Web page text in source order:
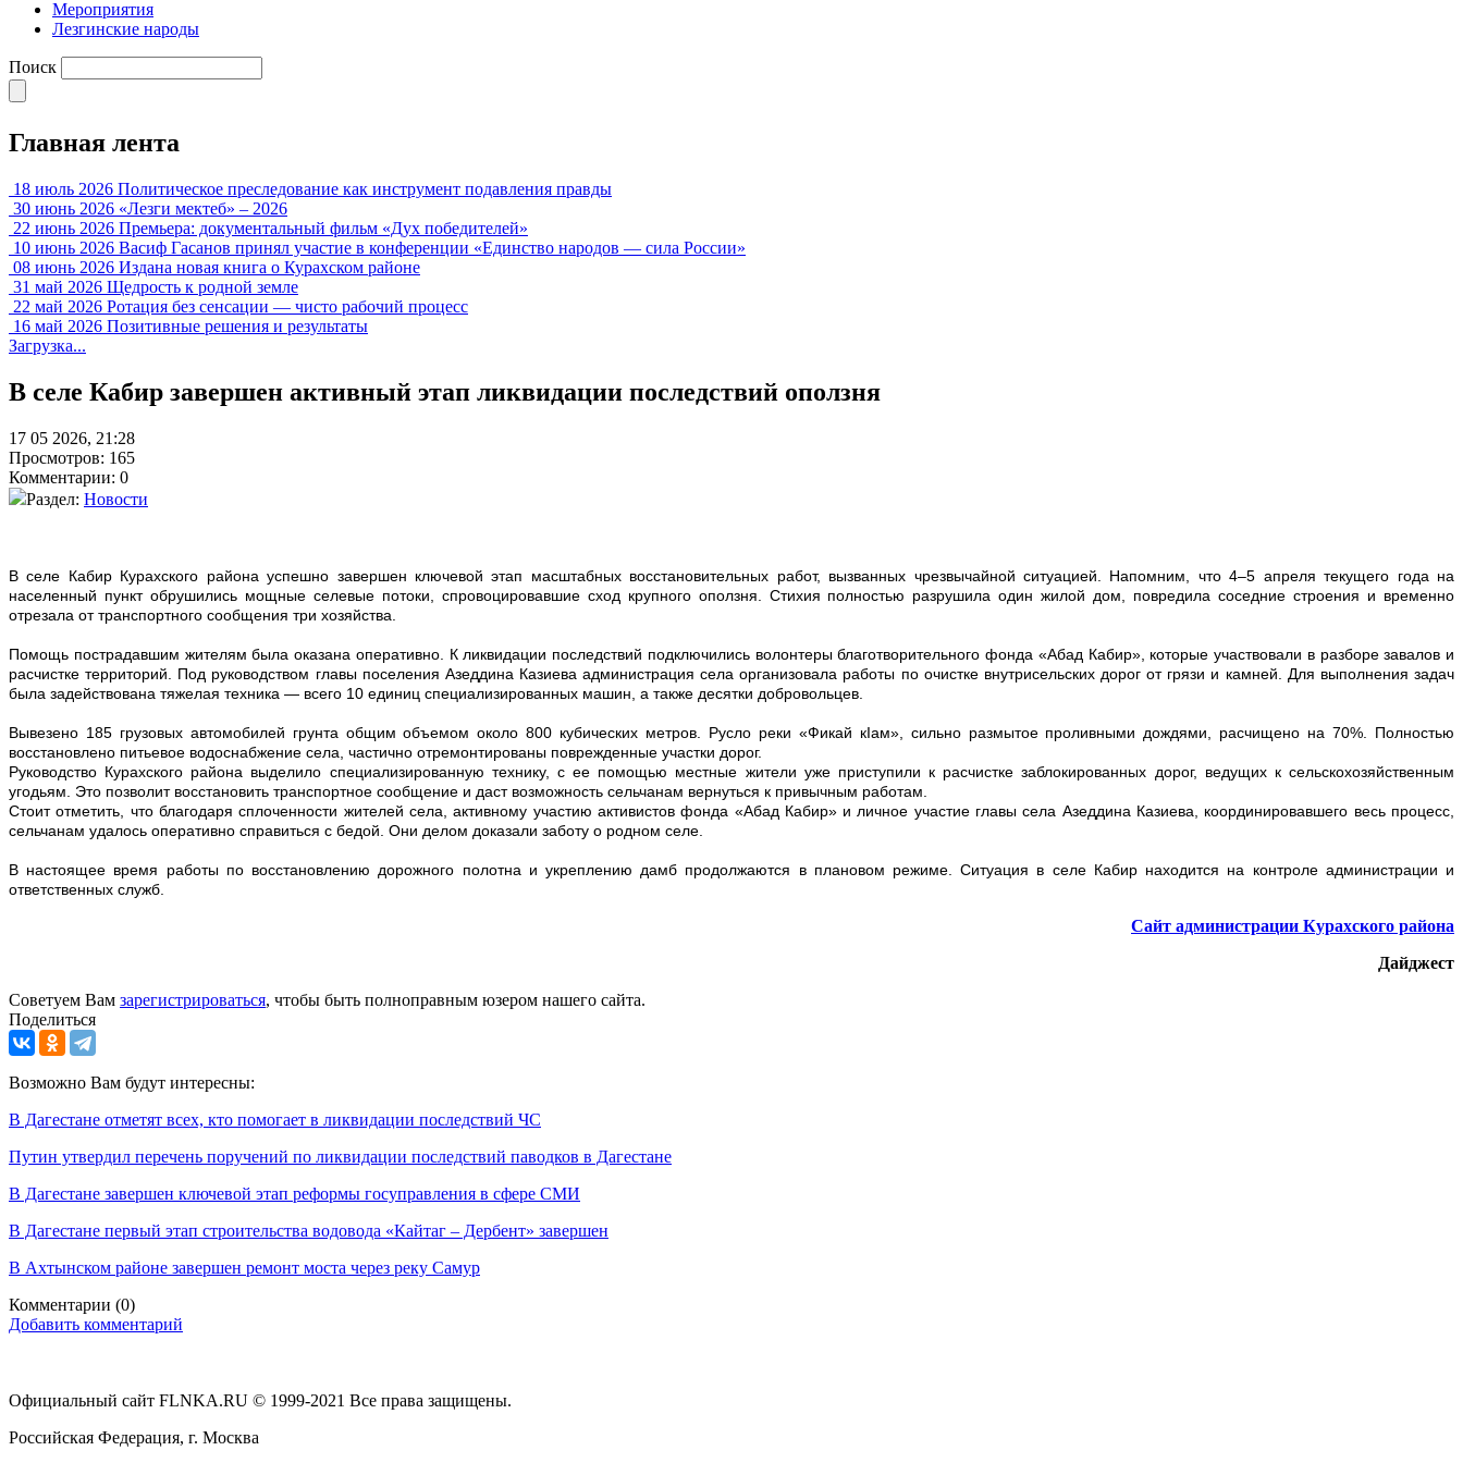
Мероприятия
Лезгинские народы
Поиск
Главная лента
18 июль 2026 Политическое преследование как инструмент подавления правды
30 июнь 2026 «Лезги мектеб» – 2026
22 июнь 2026 Премьера: документальный фильм «Дух победителей»
10 июнь 2026 Васиф Гасанов принял участие в конференции «Единство народов — сила России»
08 июнь 2026 Издана новая книга о Курахском районе
31 май 2026 Щедрость к родной земле
22 май 2026 Ротация без сенсации — чисто рабочий процесс
16 май 2026 Позитивные решения и результаты
Загрузка...
В селе Кабир завершен активный этап ликвидации последствий оползня
17 05 2026, 21:28
Просмотров: 165
Комментарии: 0
Раздел: Новости
В селе Кабир Курахского района успешно завершен ключевой этап масштабных восстановительных работ, вызванных чрезвычайной ситуацией. Напомним, что 4–5 апреля текущего года на
населенный пункт обрушились мощные селевые потоки, спровоцировавшие сход крупного оползня. Стихия полностью разрушила один жилой дом, повредила соседние строения и временно
отрезала от транспортного сообщения три хозяйства.
Помощь пострадавшим жителям была оказана оперативно. К ликвидации последствий подключились волонтеры благотворительного фонда «Абад Кабир», которые участвовали в разборе завалов и
расчистке территорий. Под руководством главы поселения Азеддина Казиева администрация села организовала работы по очистке внутрисельских дорог от грязи и камней. Для выполнения задач
была задействована тяжелая техника — всего 10 единиц специализированных машин, а также десятки добровольцев.
Вывезено 185 грузовых автомобилей грунта общим объемом около 800 кубических метров. Русло реки «Фикай кIам», сильно размытое проливными дождями, расчищено на 70%. Полностью
восстановлено питьевое водоснабжение села, частично отремонтированы поврежденные участки дорог.
Руководство Курахского района выделило специализированную технику, с ее помощью местные жители уже приступили к расчистке заблокированных дорог, ведущих к сельскохозяйственным
угодьям. Это позволит восстановить транспортное сообщение и даст возможность сельчанам вернуться к привычным работам.
Стоит отметить, что благодаря сплоченности жителей села, активному участию активистовфонда «Абад Кабир» и личное участие главы села Азеддина Казиева, координировавшего весь процесс,
сельчанам удалось оперативно справиться с бедой. Они делом доказали заботу о родном селе.
В настоящее время работы по восстановлению дорожного полотна и укреплению дамб продолжаются в плановом режиме. Ситуация в селе Кабир находится на контроле администрации и
ответственных служб.
Сайт администрации Курахского района
Дайджест
Советуем Вам зарегистрироваться, чтобы быть полноправным юзером нашего сайта.
Поделиться
Возможно Вам будут интересны:
В Дагестане отметят всех, кто помогает в ликвидации последствий ЧС
Путин утвердил перечень поручений по ликвидации последствий паводков в Дагестане
В Дагестане завершен ключевой этап реформы госуправления в сфере СМИ
В Дагестане первый этап строительства водовода «Кайтаг – Дербент» завершен
В Ахтынском районе завершен ремонт моста через реку Самур
Комментарии (0)
Добавить комментарий
Официальный сайт FLNKA.RU © 1999-2021 Все права защищены.
Российская Федерация, г. Москва